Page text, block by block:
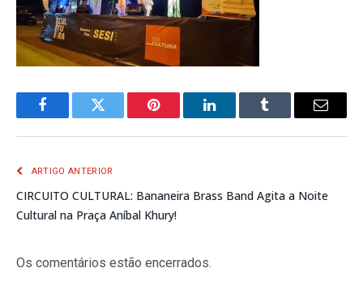
FacebookTwitter Pinterest LinkedInTumblr
E-
ARTIGO ANTERIOR
CIRCUITO CULTURAL: Bananeira Brass Band Agita a Noite
Cultural na Praça Aníbal Khury!
Os comentários estão encerrados.